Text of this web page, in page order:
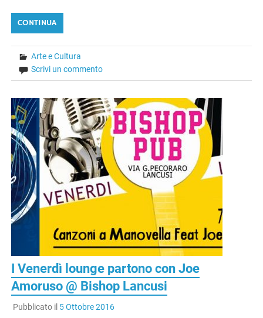
CONTINUA
Arte e Cultura
Scrivi un commento
I Venerdì lounge partono con Joe
Amoruso @ Bishop Lancusi
Pubblicato il 5 Ottobre 2016